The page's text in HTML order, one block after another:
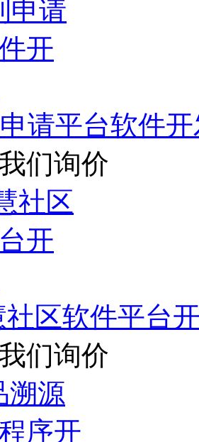
请平台软件
们询价
区软件平台
们询价